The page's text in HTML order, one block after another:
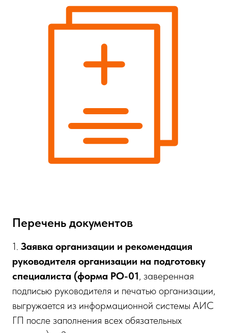
Перечень документов
1.Заявка организации и рекомендация
руководителя организации на подготовку
специалиста (форма РО-01, заверенная
подписью руководителя и печатью организации,
выгружается из информационной системы АИС
ГП после заполнения всех обязательных